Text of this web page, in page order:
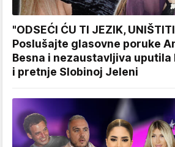
"ODSEĆI ĆU TI JEZIK,
Poslušajte glasovne poruke
Besna i nezaustavljiva
i pretnje Slobinoj Jeleni